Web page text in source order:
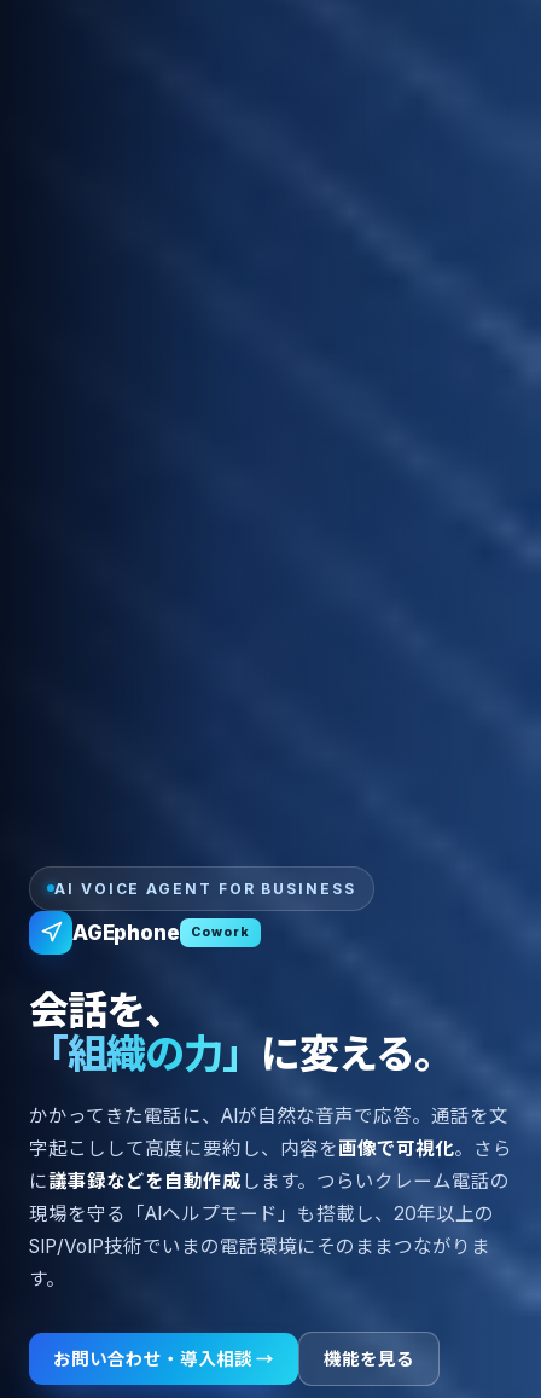
AI VOICE AGENT FOR BUSINESS
AGEphone Cowork
会話を、
「組織の力」 に変える。
かかってきた電話に、AIが自然な音声で応答。通話を文
字起こしして高度に要約し、内容を画像で可視化。さら
に議事録などを自動作成 します。つらいクレーム電話の
現場を守る「AIヘルプモード」も搭載し、20年以上の
SIP/VoIP技術でいまの電話環境にそのままつながりま
す。
お問い合わせ・導入相談 → 機能を見る